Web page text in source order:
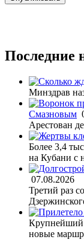
Последние
Минздрав
Смазновым
Арестован
Более 3,4
на Кубани с
07.08.2026
Третий раз
Крупнейший
новые